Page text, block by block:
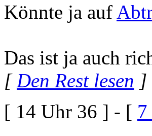
Könnte ja auf
Das ist ja auch
[ Den Rest lesen ]
[ 14 Uhr 36 ] - [